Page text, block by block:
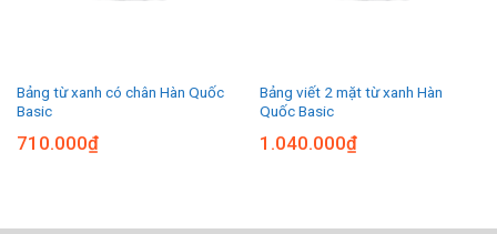
Bảng từ xanh có chân Hàn Quốc
Basic
710.000₫
Bảng viết 2 mặt từ xanh Hàn
Quốc Basic
1.040.000₫